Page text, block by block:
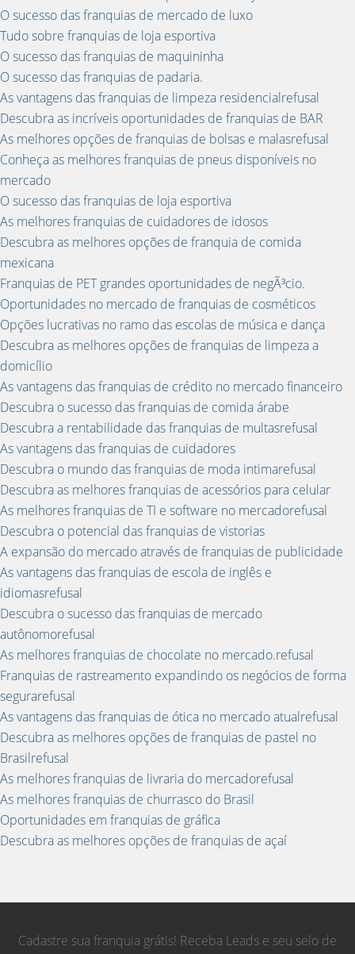
O sucesso das franquias de mercado de luxo
Tudo sobre franquias de loja esportiva
O sucesso das franquias de maquininha
O sucesso das franquias de padaria.
As vantagens das franquias de limpeza residencialrefusal
Descubra as incríveis oportunidades de franquias de BAR
As melhores opções de franquias de bolsas e malasrefusal
Conheça as melhores franquias de pneus disponíveis no
mercado
O sucesso das franquias de loja esportiva
As melhores franquias de cuidadores de idosos
Descubra as melhores opções de franquia de comida
mexicana
Franquias de PET grandes oportunidades de negÃ³cio.
Oportunidades no mercado de franquias de cosméticos
Opções lucrativas no ramo das escolas de música e dança
Descubra as melhores opções de franquias de limpeza a
domicílio
As vantagens das franquias de crédito no mercado financeiro
Descubra o sucesso das franquias de comida árabe
Descubra a rentabilidade das franquias de multasrefusal
As vantagens das franquias de cuidadores
Descubra o mundo das franquias de moda intimarefusal
Descubra as melhores franquias de acessórios para celular
As melhores franquias de TI e software no mercadorefusal
Descubra o potencial das franquias de vistorias
A expansão do mercado através de franquias de publicidade
As vantagens das franquias de escola de inglês e
idiomasrefusal
Descubra o sucesso das franquias de mercado
autônomorefusal
As melhores franquias de chocolate no mercado.refusal
Franquias de rastreamento expandindo os negócios de forma
segurarefusal
As vantagens das franquias de ótica no mercado atualrefusal
Descubra as melhores opções de franquias de pastel no
Brasilrefusal
As melhores franquias de livraria do mercadorefusal
As melhores franquias de churrasco do Brasil
Oportunidades em franquias de gráfica
Descubra as melhores opções de franquias de açaí
Cadastre sua franquia grátis! Receba Leads e seu selo de